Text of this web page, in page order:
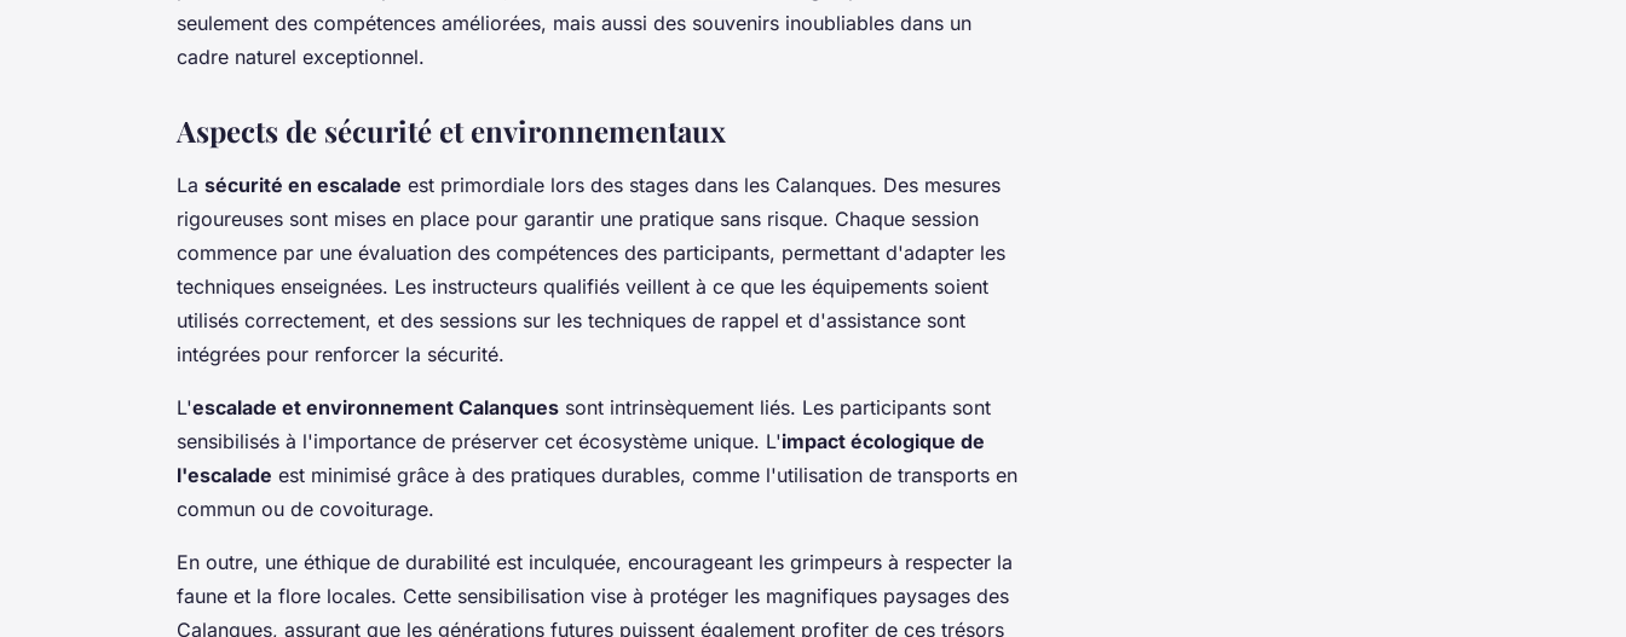
seulement des compétences améliorées, mais aussi des souvenirs inoubliables dans un
cadre naturel exceptionnel.
Aspects de sécurité et environnementaux
La sécurité en escalade est primordiale lors des stages dans les Calanques. Des mesures
rigoureuses sont mises en place pour garantir une pratique sans risque. Chaque session
commence par une évaluation des compétences des participants, permettant d'adapter les
techniques enseignées. Les instructeurs qualifiés veillent à ce que les équipements soient
utilisés correctement, et des sessions sur les techniques de rappel et d'assistance sont
intégrées pour renforcer la sécurité.
L'escalade et environnement Calanques sont intrinsèquement liés. Les participants sont
sensibilisés à l'importance de préserver cet écosystème unique. L'impact écologique de
l'escalade est minimisé grâce à des pratiques durables, comme l'utilisation de transports en
commun ou de covoiturage.
En outre, une éthique de durabilité est inculquée, encourageant les grimpeurs à respecter la
faune et la flore locales. Cette sensibilisation vise à protéger les magnifiques paysages des
Calanques, assurant que les générations futures puissent également profiter de ces trésors